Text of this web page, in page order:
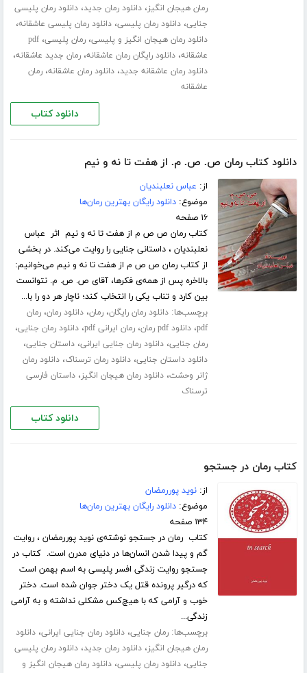
رمان هیجان انگیز،دانلود رمان جدید،دانلود رمان پلیسی
جنایی،دانلود رمان پلیسی،دانلود رمان پلیسی عاشقانه،
دانلود رمان هیجان انگیز و پلیسی،رمان پلیسی،pdf
عاشقانه،دانلود رایگان رمان عاشقانه،رمان جدید عاشقانه،
دانلود رمان عاشقانه جدید،دانلود رمان عاشقانه،رمان
عاشقانه
دانلود کتاب
دانلود کتاب رمان ص. ص. م. از هفت تا نه و نیم
از: عباس نعلبندیان
موضوع:دانلود رایگان بهترین رمان‌ها
۱۶ صفحه
کتاب رمان ص ص م از هفت تا نه و نیم اثر عباس
نعلبندیان ، داستانی جنایی را روایت می‌کند. در بخشی
از کتاب رمان ص ص م از هفت تا نه و نیم می‌خوانیم:
بالاخره پس از همه‌ی فکر‌ها، آقای ص. ص. م. نتوانست
بین کارد و تناب یکی را انتخاب کند؛ ناچار هر دو را با...
برچسب‌ها:دانلود رمان رایگان،رمان،دانلود رمان،رمان
pdf،دانلود pdf رمان ،رمان ایرانی pdf ،دانلود رمان جنایی،
رمان جنایی،دانلود رمان جنایی ایرانی،داستان جنایی،
دانلود داستان جنایی،دانلود رمان ترسناک،دانلود رمان
ژانر وحشت،دانلود رمان هیجان انگیز،داستان فارسی
ترسناک
دانلود کتاب
کتاب رمان در جستجو
از:نوید پوررمضان
موضوع:دانلود رایگان بهترین رمان‌ها
۱۳۴ صفحه
کتاب رمان در جستجو نوشته‌ی نوید پوررمضان ، روایت
گم و پیدا شدن انسان‌ها در دنیای مدرن است. کتاب در
جستجو روایت زندگی افسر پلیسی به اسم بهمن است
که درگیر پرونده قتل یک دختر جوان شده است. دختر
خوب و آرامی که با هیچ‌کس مشکلی نداشته و به آرامی
زندگی...
برچسب‌ها:رمان جنایی،دانلود رمان جنایی ایرانی،دانلود
رمان هیجان انگیز،دانلود رمان جدید،دانلود رمان پلیسی
جنایی،دانلود رمان پلیسی،دانلود رمان هیجان انگیز و